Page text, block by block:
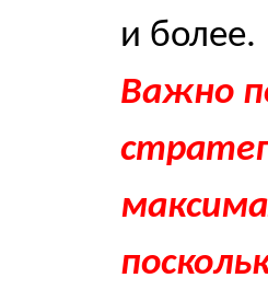
и более.
Важно